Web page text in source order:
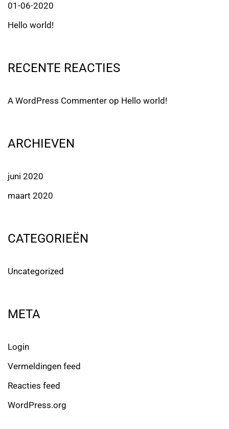
01-06-2020
Hello world!
RECENTE REACTIES
A WordPress Commenter op Hello world!
ARCHIEVEN
juni 2020
maart 2020
CATEGORIEËN
Uncategorized
META
Login
Vermeldingen feed
Reacties feed
WordPress.org